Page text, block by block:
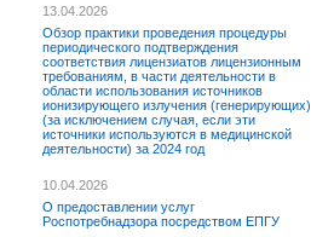
13.04.2026
Обзор практики проведения процедуры
периодического подтверждения
соответствия лицензиатов лицензионным
требованиям, в части деятельности в
области использования источников
ионизирующего излучения (генерирующих)
(за исключением случая, если эти
источники используются в медицинской
деятельности) за 2024 год
10.04.2026
О предоставлении услуг
Роспотребнадзора посредством ЕПГУ